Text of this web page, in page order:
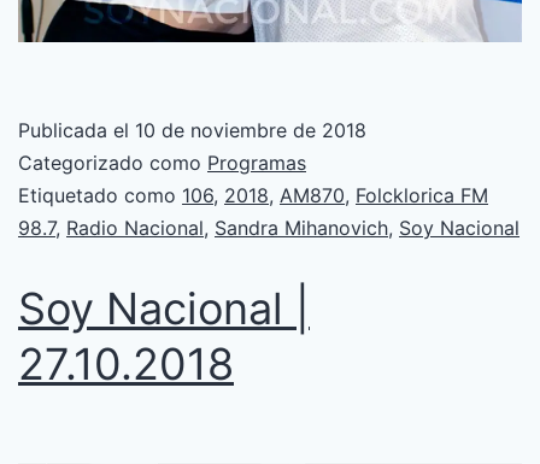
Publicada el 10 de noviembre de 2018
Categorizado como Programas
Etiquetado como 106, 2018, AM870, Folcklorica FM
98.7, Radio Nacional, Sandra Mihanovich, Soy Nacional
Soy Nacional |
27.10.2018